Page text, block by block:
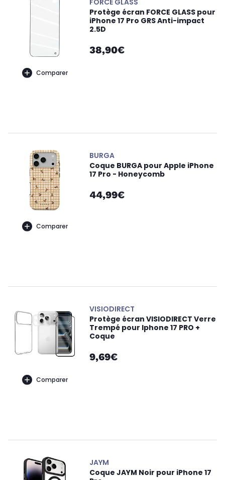
Comparer
FORCE GLASS
Protège écran FORCE GLASS pour
iPhone 17 Pro GRS Anti-impact
2.5D
38,90€
Comparer
BURGA
Coque BURGA pour Apple iPhone
17 Pro - Honeycomb
44,99€
Comparer
VISIODIRECT
Protège écran VISIODIRECT Verre
Trempé pour Iphone 17 PRO +
Coque
9,69€
JAYM
Coque JAYM Noir pour iPhone 17